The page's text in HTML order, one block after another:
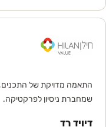
התאמה מדויקת של התכנים,
שמחברת ניסיון לפרקטיקה.
דיויד רד